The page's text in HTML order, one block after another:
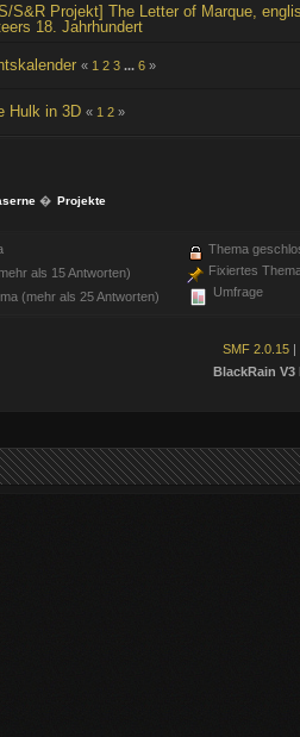
S&R Projekt] The Letter of Marque,
18. Jahrhundert
« 1 2 3 ...6 »
Hulk in 3D « 1 2 »
� Projekte
als 15 Antworten)
(mehr als 25 Antworten)
Thema
Fixiertes
Umfrage
SMF 2.0.15 |
BlackRain V3